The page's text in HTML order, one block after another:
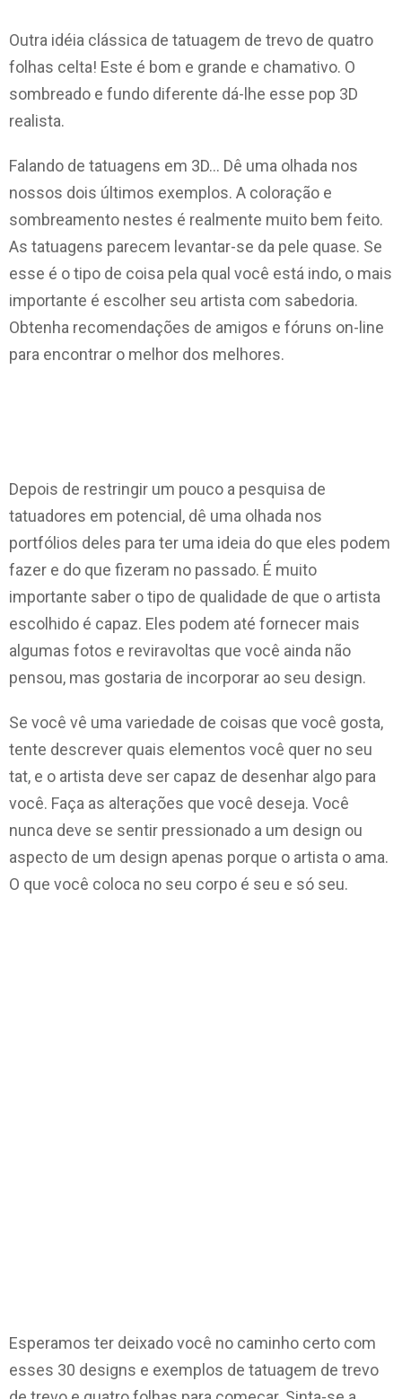
Outra idéia clássica de tatuagem de trevo de quatro
folhas celta! Este é bom e grande e chamativo. O
sombreado e fundo diferente dá-lhe esse pop 3D
realista.
Falando de tatuagens em 3D… Dê uma olhada nos
nossos dois últimos exemplos. A coloração e
sombreamento nestes é realmente muito bem feito.
As tatuagens parecem levantar-se da pele quase. Se
esse é o tipo de coisa pela qual você está indo, o mais
importante é escolher seu artista com sabedoria.
Obtenha recomendações de amigos e fóruns on-line
para encontrar o melhor dos melhores.
Depois de restringir um pouco a pesquisa de
tatuadores em potencial, dê uma olhada nos
portfólios deles para ter uma ideia do que eles podem
fazer e do que fizeram no passado. É muito
importante saber o tipo de qualidade de que o artista
escolhido é capaz. Eles podem até fornecer mais
algumas fotos e reviravoltas que você ainda não
pensou, mas gostaria de incorporar ao seu design.
Se você vê uma variedade de coisas que você gosta,
tente descrever quais elementos você quer no seu
tat, e o artista deve ser capaz de desenhar algo para
você. Faça as alterações que você deseja. Você
nunca deve se sentir pressionado a um design ou
aspecto de um design apenas porque o artista o ama.
O que você coloca no seu corpo é seu e só seu.
Esperamos ter deixado você no caminho certo com
esses 30 designs e exemplos de tatuagem de trevo